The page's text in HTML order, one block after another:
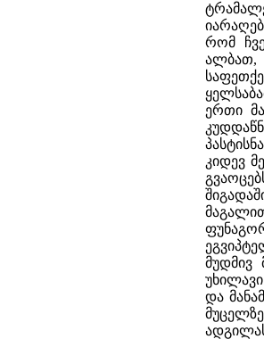
რომ
ალბათ,
ერთი
კიდევ
მუდმივ
და